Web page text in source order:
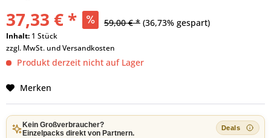
37,33 € * 59,00 € * (36,73% gespart)
Inhalt: 1 Stück
zzgl. MwSt. undVersandkosten
Produkt derzeit nicht auf Lager
Merken
Kein Großverbraucher?
Einzelpacks direkt von Partnern.